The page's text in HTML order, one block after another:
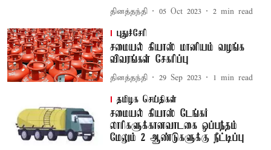
தினத்தந்தி 05 Oct 2023 2 min read
புதுச்சேரி
சமையல் கியாஸ் மானியம் வழங்க
விவரங்கள் சேகரிப்பு
தினத்தந்தி 29 Sep 2023 1 min read
தமிழக செய்திகள்
சமையல் கியாஸ் டேங்கர்
லாரிகளுக்கானவாடகை ஒப்பந்தம்
மேலும் 2 ஆண்டுகளுக்கு நீட்டிப்பு